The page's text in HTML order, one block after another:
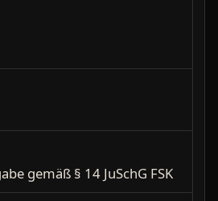
gemäß § 14 JuSchG FSK